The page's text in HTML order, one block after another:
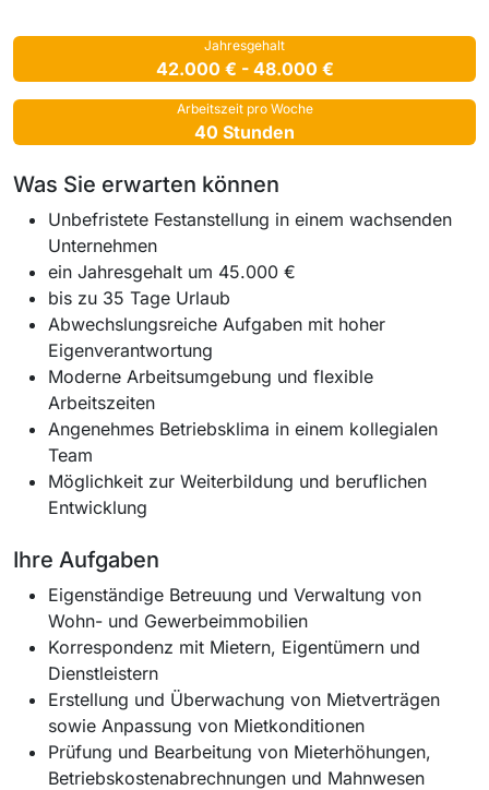
Jahresgehalt
42.000 € - 48.000 €
Arbeitszeit pro Woche
40 Stunden
Was Sie erwarten können
Unbefristete Festanstellung in einem wachsenden
Unternehmen
ein Jahresgehalt um 45.000 €
bis zu 35 Tage Urlaub
Abwechslungsreiche Aufgaben mit hoher
Eigenverantwortung
Moderne Arbeitsumgebung und flexible
Arbeitszeiten
Angenehmes Betriebsklima in einem kollegialen
Team
Möglichkeit zur Weiterbildung und beruflichen
Entwicklung
Ihre Aufgaben
Eigenständige Betreuung und Verwaltung von
Wohn- und Gewerbeimmobilien
Korrespondenz mit Mietern, Eigentümern und
Dienstleistern
Erstellung und Überwachung von Mietverträgen
sowie Anpassung von Mietkonditionen
Prüfung und Bearbeitung von Mieterhöhungen,
Betriebskostenabrechnungen und Mahnwesen